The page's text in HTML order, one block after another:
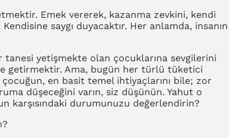
Emek vererek, kazanma zevkini, kendi
Kendisine saygı duyacaktır. Her anlamda, insanın
yetişmekte olan çocuklarına sevgilerini
getirmektir. Ama, bugün her türlü tüketici
en basit temel ihtiyaçlarını bile; zor
düşeceğini varın, siz düşünün. Yahut o
karşısındaki durumunuzu değerlendirin?